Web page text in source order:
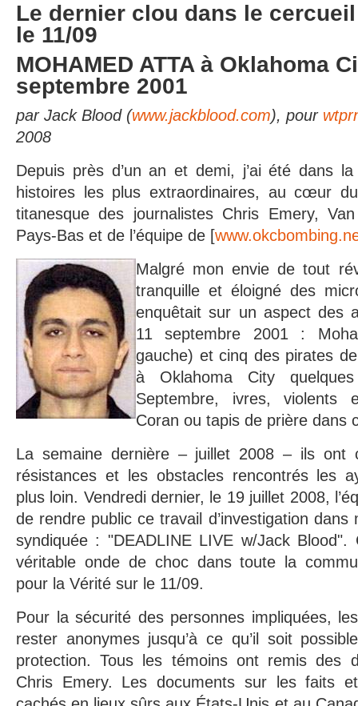
Le dernier clou dans le
le 11/09
MOHAMED ATTA à Oklahoma
septembre 2001
par Jack Blood (www.jackblood.com), pour
2008
Depuis près d’un an et demi, j’ai été dans la
histoires les plus extraordinaires, au cœur du
titanesque des journalistes Chris Emery,
Pays-Bas et de l’équipe de [
Malgré mon envie de tout
tranquille et éloigné des
enquêtait sur un aspect des
11 septembre 2001 :
gauche) et cinq des pirates
à Oklahoma City
Septembre, ivres, violents
Coran ou tapis de prière dans
La semaine dernière – juillet 2008 – ils ont
résistances et les obstacles rencontrés les
plus loin. Vendredi dernier, le 19 juillet 2008,
de rendre public ce travail d’investigation dans
syndiquée : "DEADLINE LIVE w/Jack Blood".
véritable onde de choc dans toute la
pour la Vérité sur le 11/09.
Pour la sécurité des personnes impliquées,
rester anonymes jusqu’à ce qu’il soit
protection. Tous les témoins ont remis des
Chris Emery. Les documents sur les faits